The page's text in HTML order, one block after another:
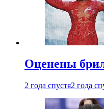
Оценены
2 года спустя2 года